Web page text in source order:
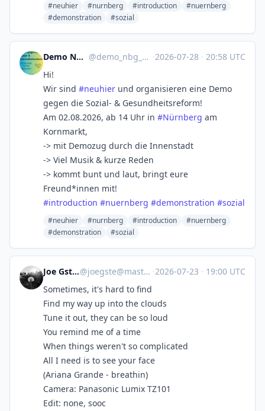
#neuhier #nurnberg #introduction
#nuernberg
#demonstration
#sozial
Demo Nbg gegen die Sozialreform @demo_nbg_gegen_sozialreform@kolektiva.social ·2026-07-28 · 20:58 UTC
Hi!
Wir sind #neuhier und organisieren eine Demo
gegen die Sozial- & Gesundheitsreform!
Am 02.08.2026, ab 14 Uhr in #Nürnberg am
Kornmarkt,
-> mit Demozug durch die Innenstadt
-> Viel Musik & kurze Reden
-> kommt bunt und laut, bringt eure
Freund*innen mit!
#introduction #nuernberg #demonstration #sozial
#neuhier #nurnberg #introduction
#nuernberg
#demonstration
#sozial
Joe Gstettner@joegste@mastodon.social ·2026-07-23 · 19:00 UTC
Sometimes, it's hard to find
Find my way up into the clouds
Tune it out, they can be so loud
You remind me of a time
When things weren't so complicated
All I need is to see your face
(Ariana Grande - breathin)
Camera: Panasonic Lumix TZ101
Edit: none, sooc